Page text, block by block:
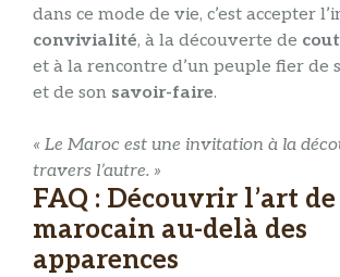
dans ce mode de vie, c’est accepter
convivialité, à la découverte de
et à la rencontre d’un peuple fier de
et de son savoir-faire.
« Le Maroc est une invitation à la
travers l’autre. »
FAQ : Découvrir l’art
marocain au-delà des
apparences